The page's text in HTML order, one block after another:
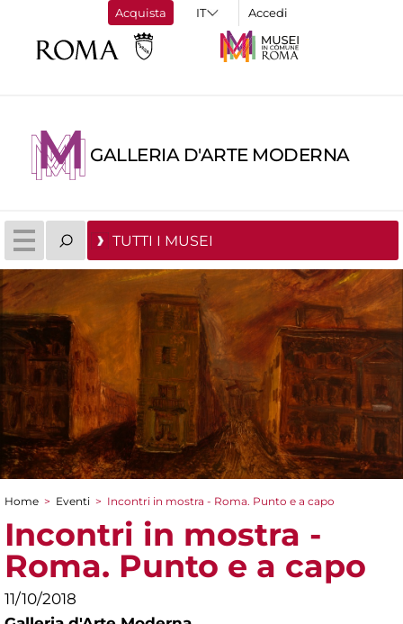
Acquista Accedi
GALLERIA D'ARTE MODERNA
TUTTI I MUSEI
Tu sei qui
Home > Eventi > Incontri in mostra - Roma. Punto e a capo
Incontri in mostra -
Roma. Punto e a capo
11/10/2018